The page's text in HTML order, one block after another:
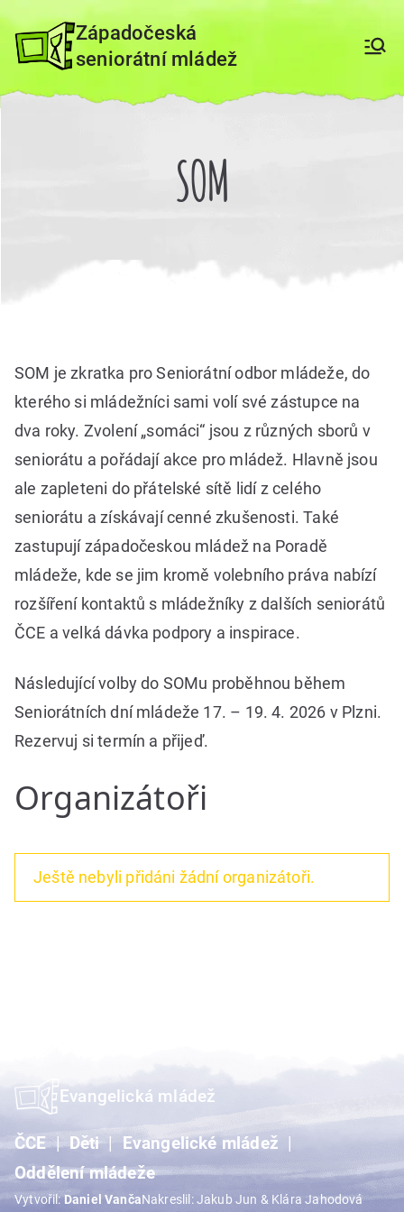
Přeskočit
na
Západočeská
seniorátní mládež
SOM
SOM je zkratka pro Seniorátní odbor mládeže, do
kterého si mládežníci sami volí své zástupce na
dva roky. Zvolení „somáci“ jsou z různých sborů v
seniorátu a pořádají akce pro mládež. Hlavně jsou
ale zapleteni do přátelské sítě lidí z celého
seniorátu a získávají cenné zkušenosti. Také
zastupují západočeskou mládež na Poradě
mládeže, kde se jim kromě volebního práva nabízí
rozšíření kontaktů s mládežníky z dalších seniorátů
ČCE a velká dávka podpory a inspirace.
Následující volby do SOMu proběhnou během
Seniorátních dní mládeže 17. – 19. 4. 2026 v Plzni.
Rezervuj si termín a přijeď.
Organizátoři
Ještě nebyli přidáni žádní organizátoři.
Evangelická mládež
ČCE Děti
Evangelické mládež
Oddělení mládeže
Vytvořil:Daniel VančaNakreslil: Jakub Jun & Klára Jahodová